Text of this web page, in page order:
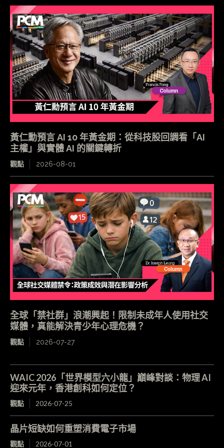
黃仁勳預言 AI 10 年黃金期：從科技股回調看「AI
主權」與實體 AI 的關鍵轉折
觀點 2026-08-01
全球「禁社群」浪潮興起！限制未成年人使用社交
媒體，真能解決青少年心理危機？
觀點 2026-07-27
WAIC 2026「世界模型六小龍」巔峰對談：物理 AI
迎來元年，香港創科如何定位？
觀點 2026-07-25
晶片短缺如何重塑消費電子市場
觀點 2026-07-01